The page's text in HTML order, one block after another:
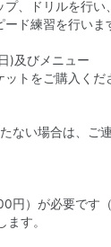
、ドリルを行い
ド練習を行いま
)及びメニュー
トをご購入くだ
ない場合は、ご連
円）が必要です（
ます。